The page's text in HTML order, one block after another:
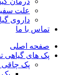
علت
داروی
تماس با ما
صفحه اصلی
پک های گیاهی
پک چاقی